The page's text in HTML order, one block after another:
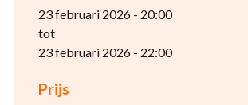
23 februari 2026 - 20:00
tot
23 februari 2026 - 22:00
Prijs